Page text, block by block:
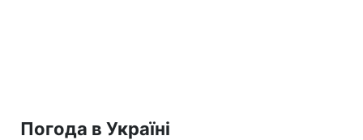
Погода в Україні